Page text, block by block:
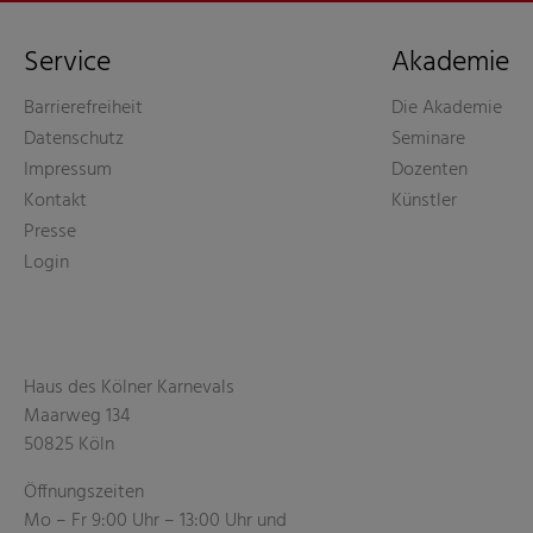
Service
Barrierefreiheit
Datenschutz
Impressum
Kontakt
Presse
Login
Akademie
Die Akademie
Seminare
Dozenten
Künstler
Haus des Kölner Karnevals
Maarweg 134
50825 Köln
Öffnungszeiten
Mo – Fr 9:00 Uhr – 13:00 Uhr und